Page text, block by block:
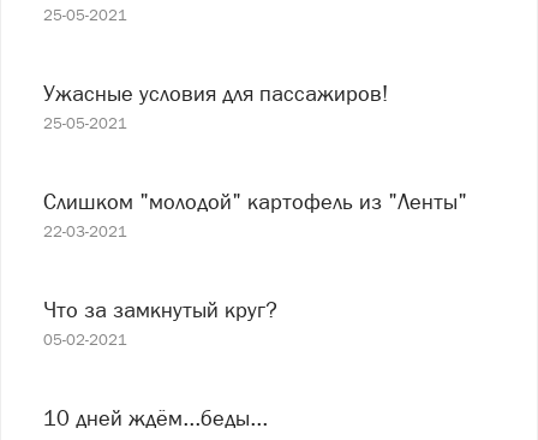
25-05-2021
Ужасные условия для пассажиров!
25-05-2021
Слишком "молодой" картофель из "Ленты"
22-03-2021
Что за замкнутый круг?
05-02-2021
10 дней ждём...беды...